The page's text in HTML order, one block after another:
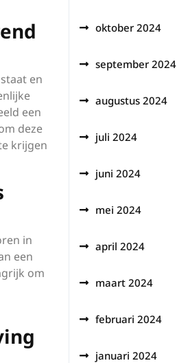
en
een
deze
krijgen
in
een
om
oktober 2024
september 2024
augustus 2024
juli 2024
juni 2024
mei 2024
april 2024
maart 2024
februari 2024
januari 2024